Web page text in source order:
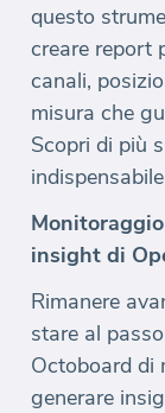
questo
creare report
canali,
misura che
Scopri di più
indispensabile
insight di
Rimanere
stare al
Octoboard di
generare